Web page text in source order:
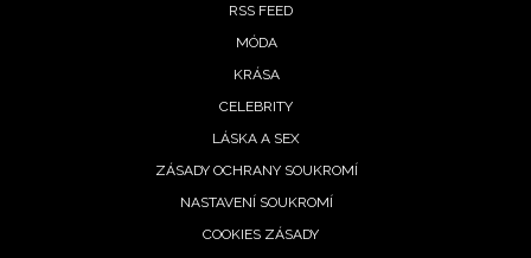
RSS FEED
MÓDA
KRÁSA
CELEBRITY
LÁSKA A SEX
ZÁSADY OCHRANY SOUKROMÍ
NASTAVENÍ SOUKROMÍ
COOKIES ZÁSADY